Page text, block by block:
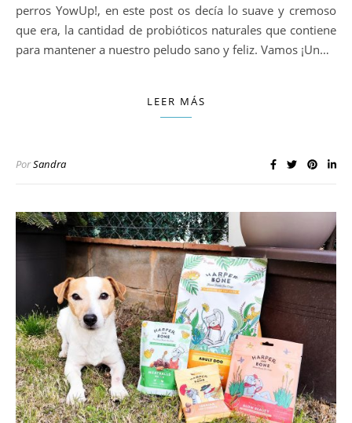
perros YowUp!, en este post os decía lo suave y cremoso
que era, la cantidad de probióticos naturales que contiene
para mantener a nuestro peludo sano y feliz. Vamos ¡Un…
LEER MÁS
PorSandra